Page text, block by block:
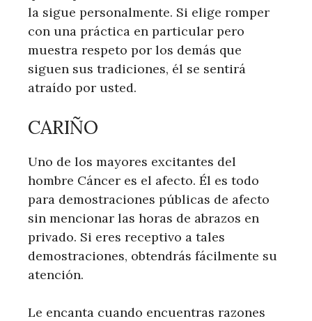
la sigue personalmente. Si elige romper
con una práctica en particular pero
muestra respeto por los demás que
siguen sus tradiciones, él se sentirá
atraído por usted.
CARIÑO
Uno de los mayores excitantes del
hombre Cáncer es el afecto. Él es todo
para demostraciones públicas de afecto
sin mencionar las horas de abrazos en
privado. Si eres receptivo a tales
demostraciones, obtendrás fácilmente su
atención.
Le encanta cuando encuentras razones